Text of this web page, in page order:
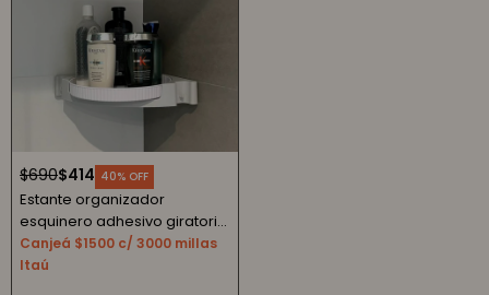
$414
$690 40
Estante organizador
esquinero adhesivo giratorio
sin perforación - gris
Canjeá $1500 c/ 3000 millas
Itaú